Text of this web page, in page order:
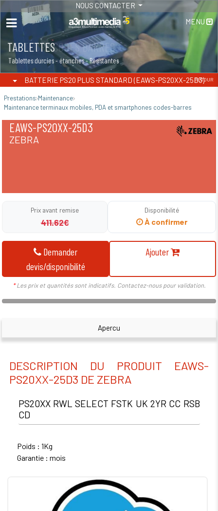
NOUS CONTACTER
MENU
TABLETTES
Tablettes durcies - étanches - Résistantes
BATTERIE PS20 PLUS STANDARD (EAWS-PS20XX-25D3)RETOUR
Prestations Maintenance
Maintenance terminaux mobiles, PDA et smartphones codes-barres
EAWS-PS20XX-25D3
ZEBRA
Prix avant remise
411.62€
Disponibilité
À confirmer
Demander
devis/disponibilité
Ajouter
*Les prix et quantités sont indicatifs. Contactez-nous pour validation.
Apercu
DESCRIPTION DU PRODUIT EAWS-
PS20XX-25D3 DE ZEBRA
PS20XX RWL SELECT FSTK UK 2YR CC RSB
CD
Poids : 1Kg
Garantie : mois